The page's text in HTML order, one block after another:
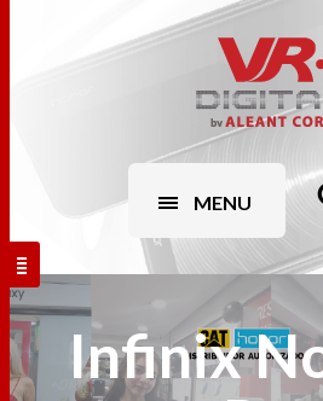
MENU
Infinix